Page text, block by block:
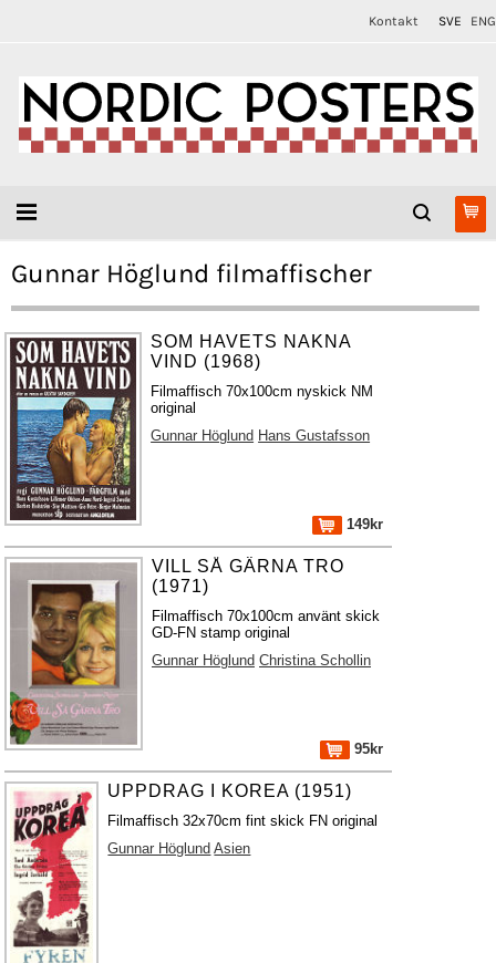
Kontakt SVE ENG
Gunnar Höglund filmaffischer
SOM HAVETS NAKNA
VIND (1968)
Filmaffisch 70x100cm nyskick NM
original
Gunnar Höglund Hans Gustafsson
149kr
VILL SÅ GÄRNA TRO
(1971)
Filmaffisch 70x100cm använt skick
GD-FN stamp original
Gunnar Höglund Christina Schollin
95kr
UPPDRAG I KOREA (1951)
Filmaffisch 32x70cm fint skick FN original
Gunnar Höglund Asien